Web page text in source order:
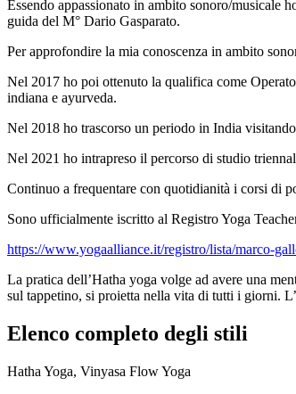
Essendo appassionato in ambito sonoro/musicale
guida del M° Dario Gasparato.
Per approfondire la mia conoscenza in ambito
Nel 2017 ho poi ottenuto la qualifica come
indiana e ayurveda.
Nel 2018 ho trascorso un periodo in India
Nel 2021 ho intrapreso il percorso di studio
Continuo a frequentare con quotidianità i corsi di
Sono ufficialmente iscritto al Registro Yoga
https://www.yogaalliance.it/registro/lista/marco-
La pratica dell’Hatha yoga volge ad avere una
sul tappetino, si proietta nella vita di tutti i giorni.
Elenco completo degli stili
Hatha Yoga, Vinyasa Flow Yoga